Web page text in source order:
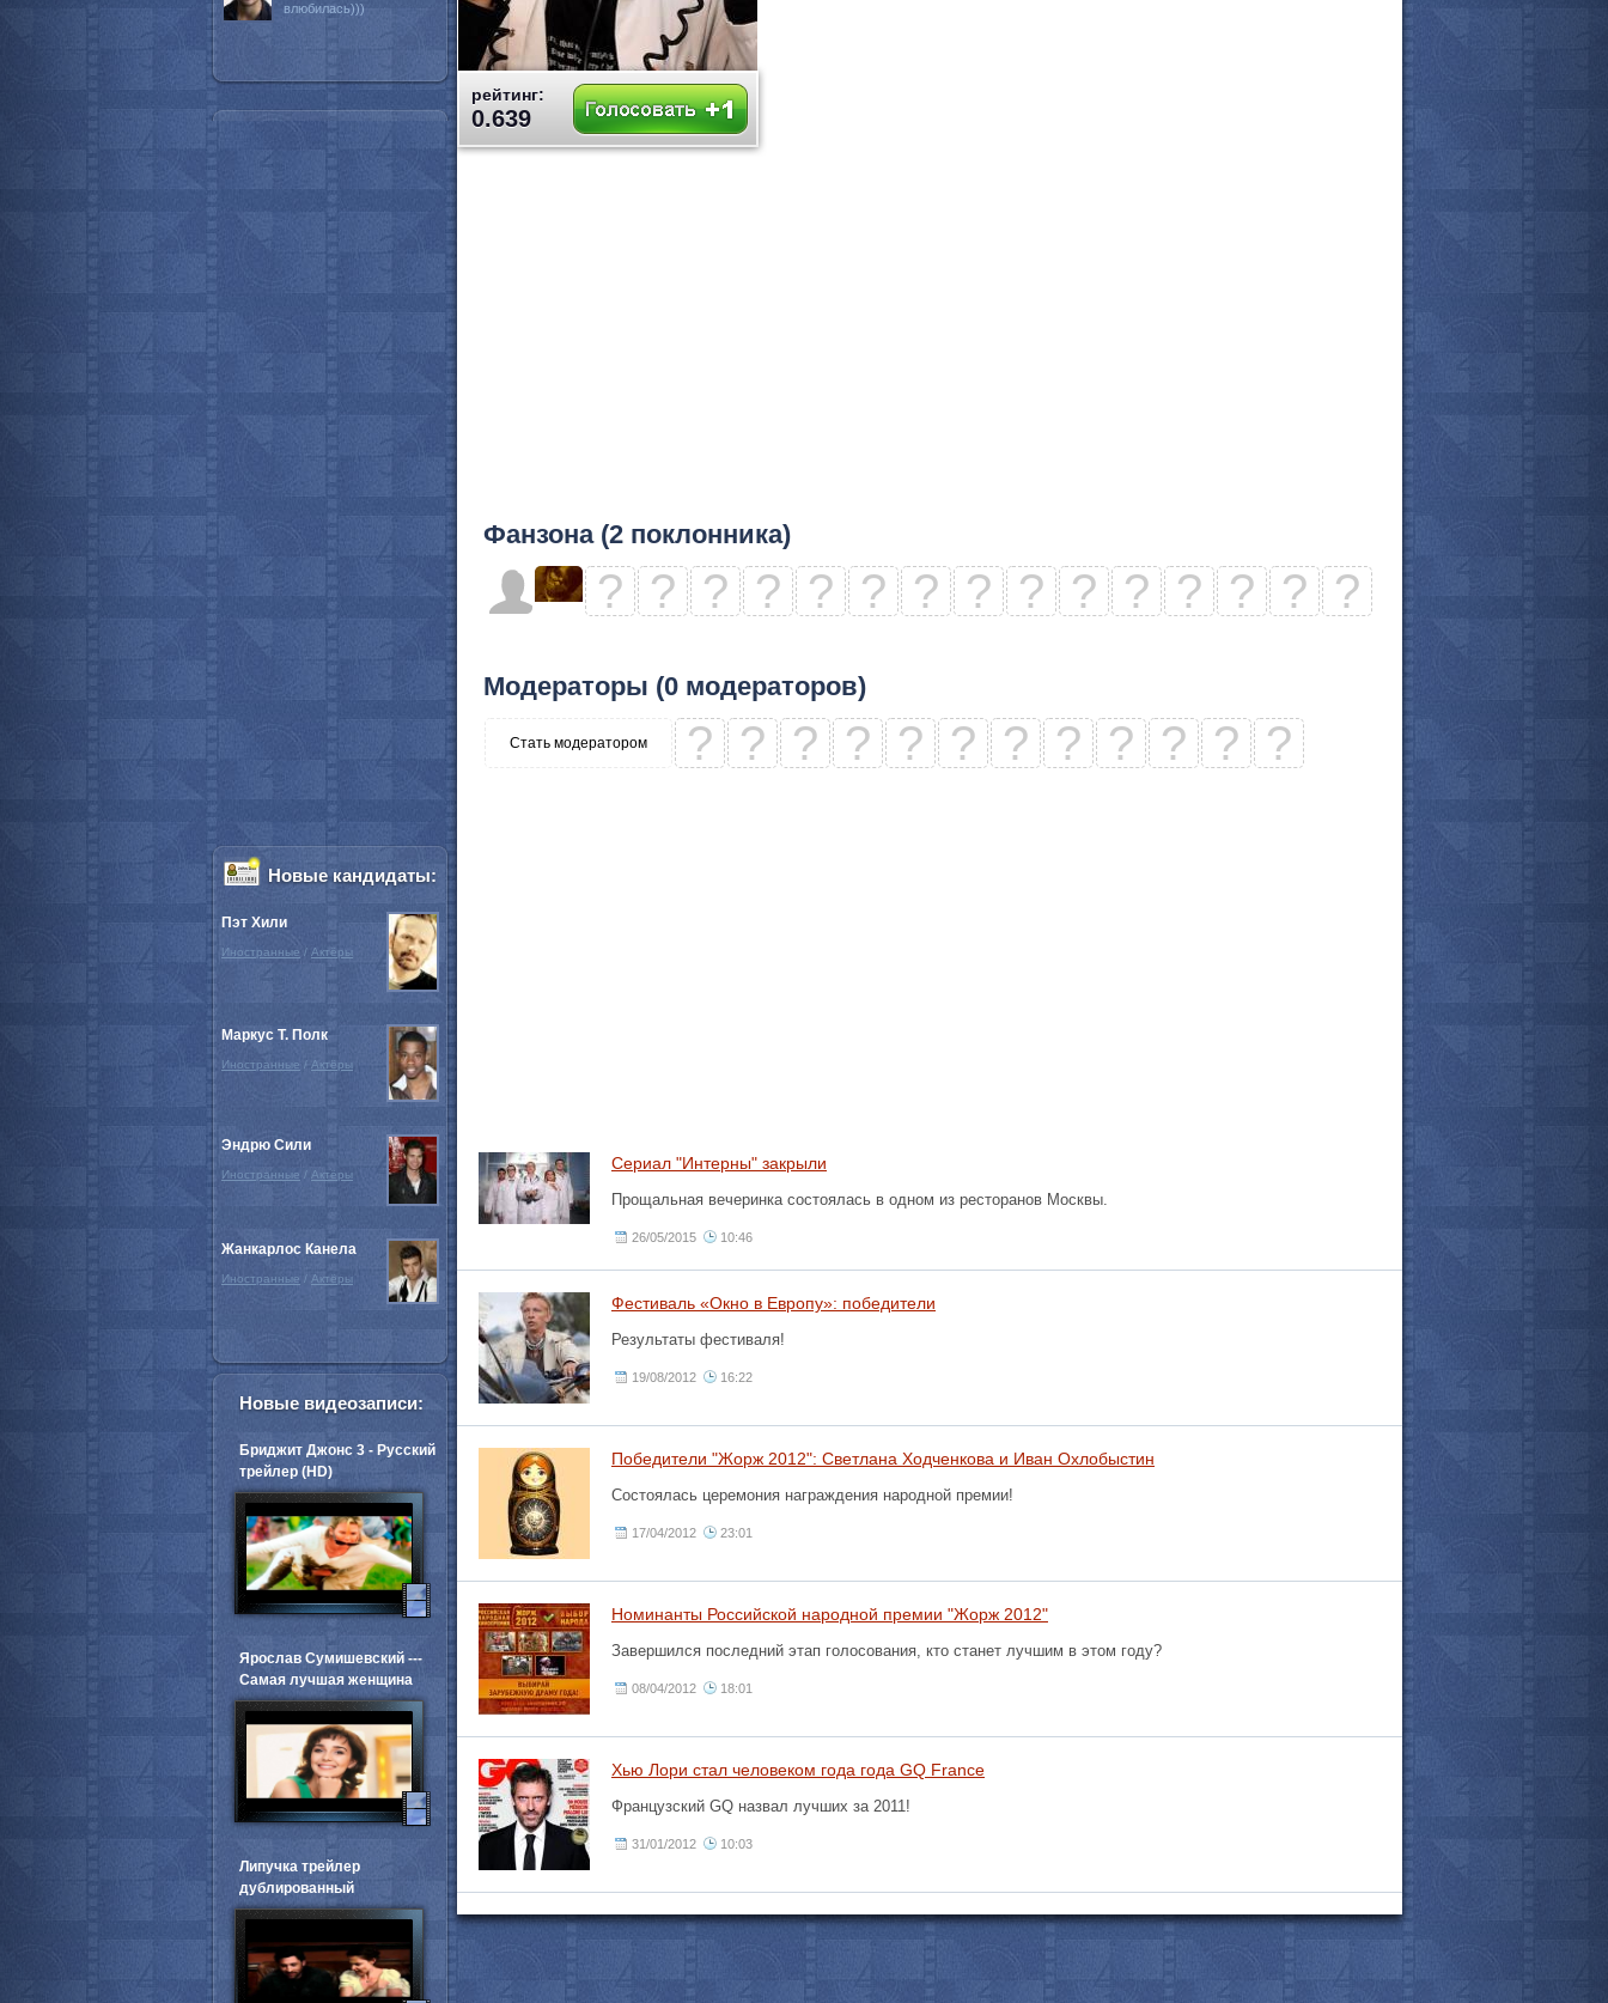
рейтинг:
0.639
Фанзона (2 поклонника)
? ? ? ? ? ? ? ? ? ? ? ? ? ? ?
Модераторы (0 модераторов)
Стать модератором ? ? ? ? ? ? ? ? ? ? ? ?
Сериал "Интерны" закрыли
Прощальная вечеринка состоялась в одном из ресторанов Москвы.
26/05/2015 10:46
Фестиваль «Окно в Европу»: победители
Результаты фестиваля!
19/08/2012 16:22
Победители "Жорж 2012": Светлана Ходченкова и Иван Охлобыстин
Состоялась церемония награждения народной премии!
17/04/2012 23:01
Номинанты Российской народной премии "Жорж 2012"
Завершился последний этап голосования, кто станет лучшим в этом году?
08/04/2012 18:01
Хью Лори стал человеком года года GQ France
Французский GQ назвал лучших за 2011!
31/01/2012 10:03
влюбилась)))
Новые кандидаты:
Пэт Хили
Иностранные / Актёры
Маркус Т. Полк
Иностранные / Актёры
Эндрю Сили
Иностранные / Актёры
Жанкарлос Канела
Иностранные / Актёры
Новые видеозаписи:
Бриджит Джонс 3 - Русский
трейлер (HD)
Ярослав Сумишевский ---
Самая лучшая женщина
Липучка трейлер
дублированный